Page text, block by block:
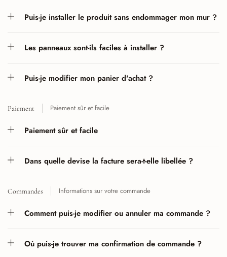
Puis-je installer le produit sans endommager mon mur ?
Les panneaux sont-ils faciles à installer ?
Puis-je modifier mon panier d'achat ?
Paiement Paiement sûr et facile
Paiement sûr et facile
Dans quelle devise la facture sera-t-elle libellée ?
Commandes Informations sur votre commande
Comment puis-je modifier ou annuler ma commande ?
Où puis-je trouver ma confirmation de commande ?